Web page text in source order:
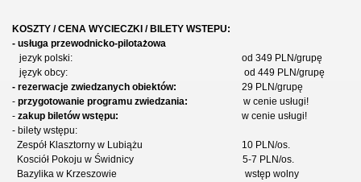
KOSZTY / CENA WYCIECZKI / BILETY WSTEPU:
- usługa przewodnicko-pilotażowa
jezyk polski: od 349 PLN/grupę
język obcy: od 449 PLN/grupę
- rezerwacje zwiedzanych obiektów:
29 PLN/grupę
- przygotowanie programu zwiedzania: w cenie usługi!
- zakup biletów wstępu: w cenie usługi!
- bilety wstępu:
Zespół Klasztorny w Lubiążu 10 PLN/os.
Kosciół Pokoju w Świdnicy 5-7 PLN/os.
Bazylika w Krzeszowie wstęp wolny